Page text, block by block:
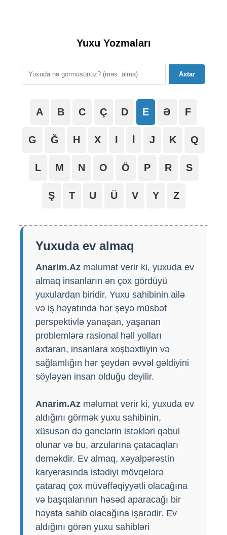
Yuxu Yozmaları
Axtar
A B C Ç D E Ə F
G Ğ H X I İ J K Q
L M N O Ö P R S
Ş T U Ü V Y Z
Yuxuda ev almaq
Anarim.Az məlumat verir ki, yuxuda ev
almaq insanların ən çox gördüyü
yuxulardan biridir. Yuxu sahibinin ailə
və iş həyatında hər şeyə müsbət
perspektivlə yanaşan, yaşanan
problemlərə rasional həll yolları
axtaran, insanlara xoşbəxtliyin və
sağlamlığın hər şeydən əvvəl gəldiyini
söyləyən insan olduğu deyilir.
Anarim.Az məlumat verir ki, yuxuda ev
aldığını görmək yuxu sahibinin,
xüsusən də gənclərin istəkləri qəbul
olunar və bu, arzularına çatacaqları
deməkdir. Ev almaq, xəyalpərəstin
karyerasında istədiyi mövqelərə
çataraq çox müvəffəqiyyətli olacağına
və başqalarının həsəd aparacağı bir
həyata sahib olacağına işarədir. Ev
aldığını görən yuxu sahibləri